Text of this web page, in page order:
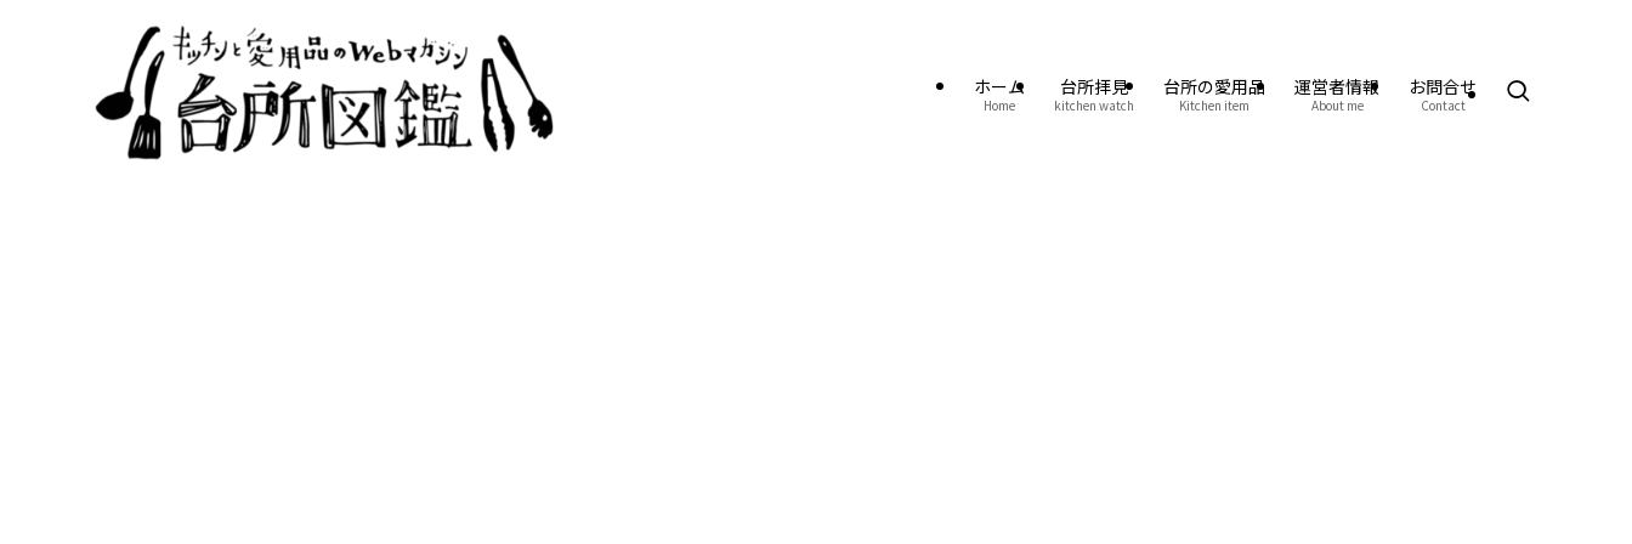
ホーム
Home
台所拝見
kitchen watch
台所の愛用品
Kitchen item
運営者情報
About me
お問合せ
Contact